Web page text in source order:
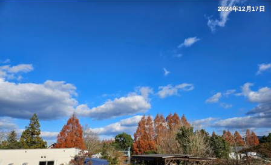
2024年12月17日